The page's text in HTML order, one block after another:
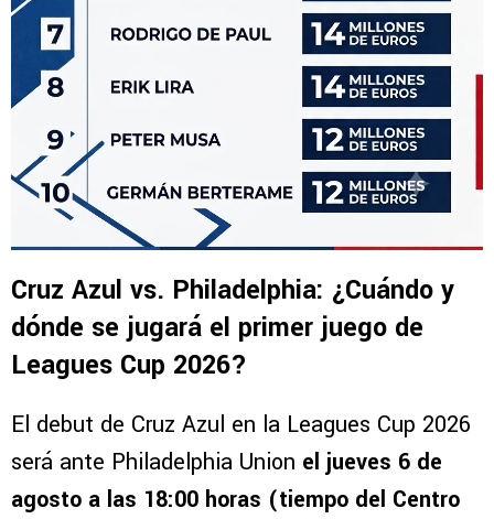
Cruz Azul vs. Philadelphia: ¿Cuándo y
dónde se jugará el primer juego de
Leagues Cup 2026?
El debut de Cruz Azul en la Leagues Cup 2026
será ante Philadelphia Union el jueves 6 de
agosto a las 18:00 horas (tiempo del Centro